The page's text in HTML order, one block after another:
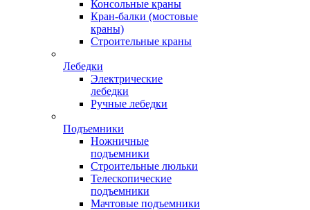
Консольные краны
Кран-балки (мостовые
краны)
Строительные краны
Лебедки
Электрические
лебедки
Ручные лебедки
Подъемники
Ножничные
подъемники
Строительные люльки
Телескопические
подъемники
Мачтовые подъемники